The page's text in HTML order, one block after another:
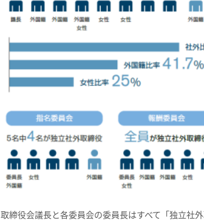
取締役会議長と各委員会の委員長はすべて「独立社